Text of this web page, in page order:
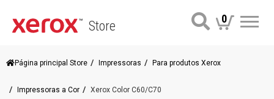
Store 0
Página principal Store Impressoras Para produtos Xerox
Impressoras a Cor Xerox Color C60/C70